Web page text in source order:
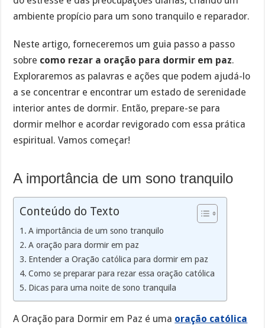
ambiente propício para um sono tranquilo e reparador.
Neste artigo, forneceremos um guia passo a passo
sobre como rezar a oração para dormir em paz.
Exploraremos as palavras e ações que podem ajudá-lo
a se concentrar e encontrar um estado de serenidade
interior antes de dormir. Então, prepare-se para
dormir melhor e acordar revigorado com essa prática
espiritual. Vamos começar!
A importância de um sono tranquilo
Conteúdo do Texto
A importância de um sono tranquilo
A oração para dormir em paz
Entender a Oração católica para dormir em paz
Como se preparar para rezar essa oração católica
Dicas para uma noite de sono tranquila
A Oração para Dormir em Paz é uma oração católica